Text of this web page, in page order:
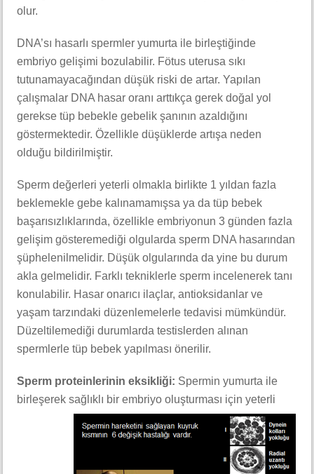
olur.
DNA’sı hasarlı spermler yumurta ile birleştiğinde
embriyo gelişimi bozulabilir. Fötus uterusa sıkı
tutunamayacağından düşük riski de artar. Yapılan
çalışmalar DNA hasar oranı arttıkça gerek doğal yol
gerekse tüp bebekle gebelik şanının azaldığını
göstermektedir. Özellikle düşüklerde artışa neden
olduğu bildirilmiştir.
Sperm değerleri yeterli olmakla birlikte 1 yıldan fazla
beklemekle gebe kalınamamışsa ya da tüp bebek
başarısızlıklarında, özellikle embriyonun 3 günden fazla
gelişim gösteremediği olgularda sperm DNA hasarından
şüphelenilmelidir. Düşük olgularında da yine bu durum
akla gelmelidir. Farklı tekniklerle sperm incelenerek tanı
konulabilir. Hasar onarıcı ilaçlar, antioksidanlar ve
yaşam tarzındaki düzenlemelerle tedavisi mümkündür.
Düzeltilemediği durumlarda testislerden alınan
spermlerle tüp bebek yapılması önerilir.
Sperm proteinlerinin eksikliği: Spermin yumurta ile
birleşerek sağlıklı bir embriyo oluşturması için yeterli